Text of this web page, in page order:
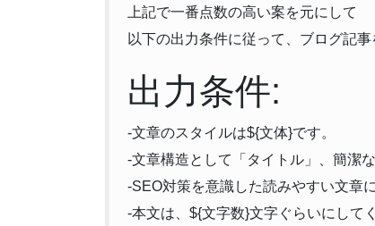
上記で一番点数の高い案を元にして
以下の出力条件に従って、ブログ記事
出力条件:
-文章のスタイルは${文体}です。
-文章構造として「タイトル」、簡潔
-SEO対策を意識した読みやすい文章
-本文は、${文字数}文字ぐらいにして